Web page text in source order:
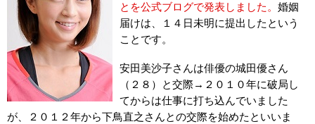
とを公式ブログで発表しました。 婚姻
届けは、１４日未明に提出したという
ことです。
安田美沙子さんは俳優の城田優さん
（２８）と交際→２０１０年に破局し
てからは仕事に打ち込んでいました
が、２０１２年から下鳥直之さんとの交際を始めたといいま